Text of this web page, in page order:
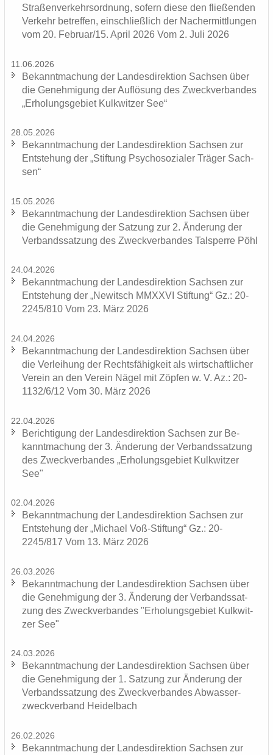
Stra­ßen­ver­kehrs­ord­nung, so­fern diese den flie­ßen­den
Ver­kehr be­tref­fen, ein­schließ­lich der Nacher­mitt­lun­gen
vom 20. Fe­bru­ar/15. April 2026 Vom 2. Juli 2026
11.06.2026
Be­kannt­ma­chung der Lan­des­di­rek­ti­on Sach­sen über
die Ge­neh­mi­gung der Auf­lö­sung des Zweck­ver­ban­des
„Er­ho­lungs­ge­biet Kulk­wit­zer See“
28.05.2026
Be­kannt­ma­chung der Lan­des­di­rek­ti­on Sach­sen zur
Ent­ste­hung der „Stif­tung Psy­cho­so­zia­ler Trä­ger Sach­
sen“
15.05.2026
Be­kannt­ma­chung der Lan­des­di­rek­ti­on Sach­sen über
die Ge­neh­mi­gung der Sat­zung zur 2. Än­de­rung der
Ver­bands­sat­zung des Zweck­ver­ban­des Tal­sper­re Pöhl
24.04.2026
Be­kannt­ma­chung der Lan­des­di­rek­ti­on Sach­sen zur
Ent­ste­hung der „Ne­witsch MMXXVI Stif­tung“ Gz.: 20-
2245/810 Vom 23. März 2026
24.04.2026
Be­kannt­ma­chung der Lan­des­di­rek­ti­on Sach­sen über
die Ver­lei­hung der Rechts­fä­hig­keit als wirt­schaft­li­cher
Ver­ein an den Ver­ein Nägel mit Zöp­fen w. V. Az.: 20-
1132/6/12 Vom 30. März 2026
22.04.2026
Be­rich­ti­gung der Lan­des­di­rek­ti­on Sach­sen zur Be­
kannt­ma­chung der 3. Än­de­rung der Ver­bands­sat­zung
des Zweck­ver­ban­des „Er­ho­lungs­ge­biet Kulk­wit­zer
See"
02.04.2026
Be­kannt­ma­chung der Lan­des­di­rek­ti­on Sach­sen zur
Ent­ste­hung der „Mi­cha­el Voß-​Stiftung“ Gz.: 20-
2245/817 Vom 13. März 2026
26.03.2026
Be­kannt­ma­chung der Lan­des­di­rek­ti­on Sach­sen über
die Ge­neh­mi­gung der 3. Än­de­rung der Ver­bands­sat­
zung des Zweck­ver­ban­des "Er­ho­lungs­ge­biet Kulk­wit­
zer See"
24.03.2026
Be­kannt­ma­chung der Lan­des­di­rek­ti­on Sach­sen über
die Ge­neh­mi­gung der 1. Sat­zung zur Än­de­rung der
Ver­bands­sat­zung des Zweck­ver­ban­des Ab­was­ser­
zweck­ver­band Hei­del­bach
26.02.2026
Be­kannt­ma­chung der Lan­des­di­rek­ti­on Sach­sen zur